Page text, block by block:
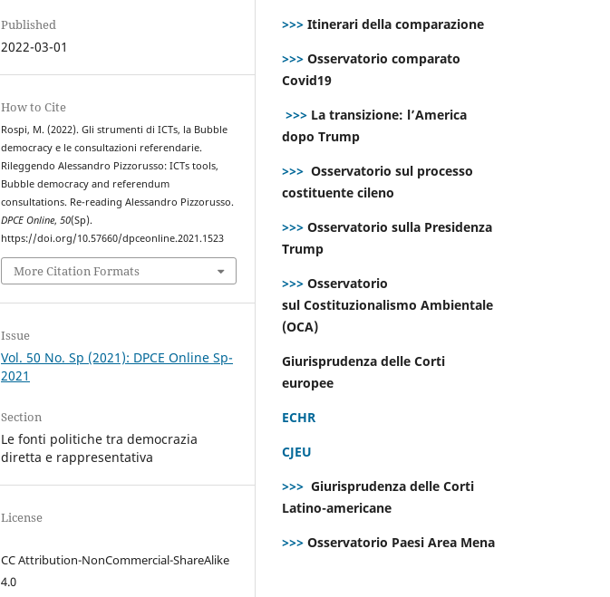
Published
2022-03-01
How to Cite
Rospi, M. (2022). Gli strumenti di ICTs, la Bubble
democracy e le consultazioni referendarie.
Rileggendo Alessandro Pizzorusso: ICTs tools,
Bubble democracy and referendum
consultations. Re-reading Alessandro Pizzorusso.
DPCE Online,50(Sp).
https://doi.org/10.57660/dpceonline.2021.1523
More Citation Formats
Issue
Vol. 50 No. Sp (2021): DPCE Online Sp-
2021
Section
Le fonti politiche tra democrazia
diretta e rappresentativa
License
CC Attribution-NonCommercial-ShareAlike
4.0
>>> Itinerari della comparazione
>>> Osservatorio comparato
Covid19
>>> La transizione: l’America
dopo Trump
>>> Osservatorio sul processo
costituente cileno
>>> Osservatorio sulla Presidenza
Trump
>>> Osservatorio
sul Costituzionalismo Ambientale
(OCA)
Giurisprudenza delle Corti
europee
ECHR
CJEU
>>> Giurisprudenza delle Corti
Latino-americane
>>> Osservatorio Paesi Area Mena